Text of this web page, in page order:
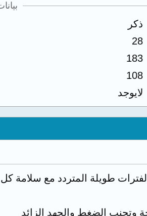
ذكر
28
183
108
لايوجد
لفترات طويلة المتردد مع سلامة
وتجنب الضغط والجهد الزائد